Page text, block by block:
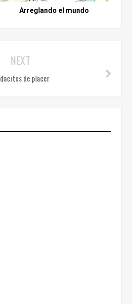
Arreglando el mundo
NEXT
de placer